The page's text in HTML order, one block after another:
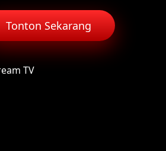
Tonton Sekarang
TV